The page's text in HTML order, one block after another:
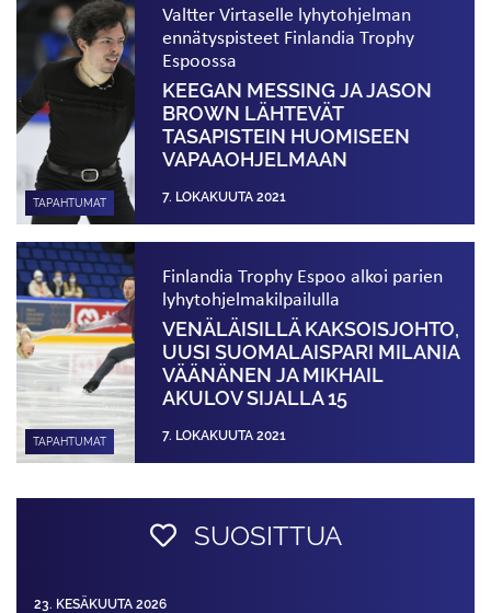
TAPAHTUMAT
Valtter Virtaselle lyhytohjelman
ennätyspisteet Finlandia Trophy
Espoossa
KEEGAN MESSING JA JASON
BROWN LÄHTEVÄT
TASAPISTEIN HUOMISEEN
VAPAAOHJELMAAN
7. LOKAKUUTA 2021
TAPAHTUMAT
Finlandia Trophy Espoo alkoi parien
lyhytohjelma­kilpailulla
VENÄLÄISILLÄ KAKSOISJOHTO,
UUSI SUOMALAISPARI MILANIA
VÄÄNÄNEN JA MIKHAIL
AKULOV SIJALLA 15
7. LOKAKUUTA 2021
SUOSITTUA
23. KESÄKUUTA 2026